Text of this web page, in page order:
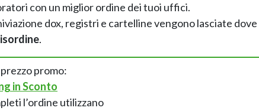
con un miglior ordine dei tuoi uffici.
dox, registri e cartelline vengono lasciate dove
.
promo:
in Sconto
l’ordine utilizzano